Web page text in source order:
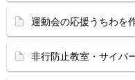
運動会の応援うちわを
非行防止教室・サイバ